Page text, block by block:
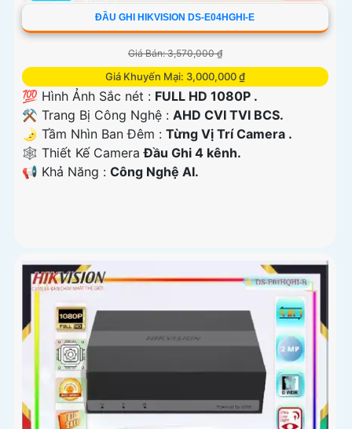
ĐẦU GHI HIKVISION DS-E04HGHI-E
Giá Bán: 3,570,000 ₫
Giá Khuyến Mại: 3,000,000 ₫
💯 Hình Ảnh Sắc nét : FULL HD 1080P .
⚒ Trang Bị Công Nghệ : AHD CVI TVI BCS.
🌛 Tầm Nhìn Ban Đêm : Từng Vị Trí Camera .
🕸️ Thiết Kế CameraĐầu Ghi 4 kênh.
️📢 Khả Năng : Công Nghệ AI.